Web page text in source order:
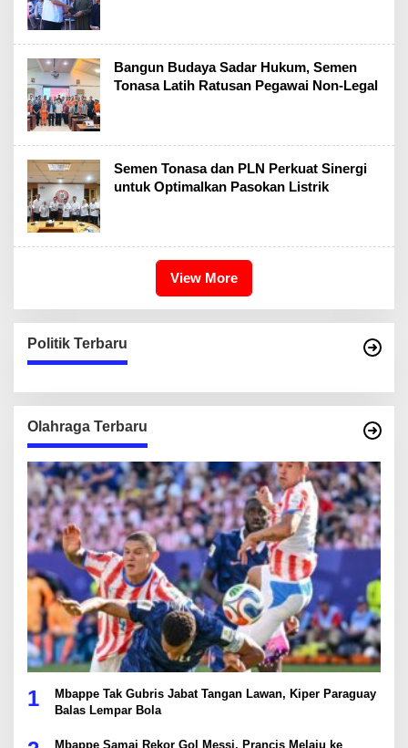
Bangun Budaya Sadar Hukum, Semen
Tonasa Latih Ratusan Pegawai Non-Legal
Semen Tonasa dan PLN Perkuat Sinergi
untuk Optimalkan Pasokan Listrik
View More
Politik Terbaru
Olahraga Terbaru
1
Mbappe Tak Gubris Jabat Tangan Lawan, Kiper Paraguay
Balas Lempar Bola
Mbappe Samai Rekor Gol Messi, Prancis Melaju ke